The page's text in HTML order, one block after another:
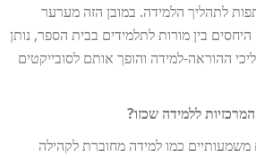
לתהליך הלמידה. במובן הזה מערער
בין מורות לתלמידים בבית הספר, נותן
ההוראה-למידה והופך אותם לסובייקטים
ללמידה שכזו?
משמעותיים כמו למידה מחוברת לקהילה